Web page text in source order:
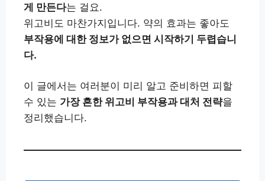
게 만든다는 걸요.
위고비도 마찬가지입니다. 약의 효과는 좋아도
부작용에 대한 정보가 없으면 시작하기 두렵습니
다.
이 글에서는 여러분이 미리 알고 준비하면 피할
수 있는 가장 흔한 위고비 부작용과 대처 전략을
정리했습니다.